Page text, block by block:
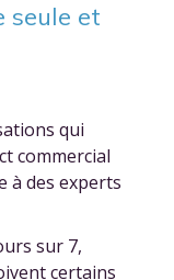
seule et
qui
commercial
à des experts
sur 7,
certains